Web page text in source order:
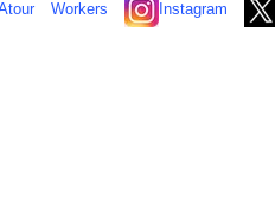
Workers Instagram